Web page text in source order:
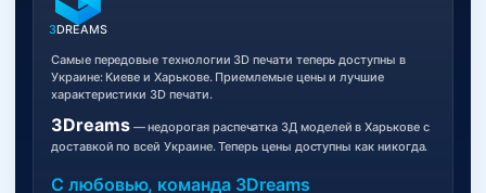
3DREAMS
Самые передовые технологии 3D печати теперь доступны в
Украине: Киеве и Харькове. Приемлемые цены и лучшие
характеристики 3D печати.
3Dreams— недорогая распечатка 3Д моделей в Харькове с
доставкой по всей Украине. Теперь цены доступны как никогда.
С любовью, команда 3Dreams